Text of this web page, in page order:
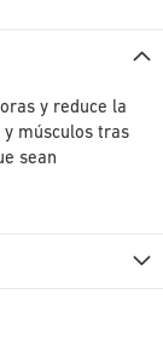
y reduce la
músculos tras
sean